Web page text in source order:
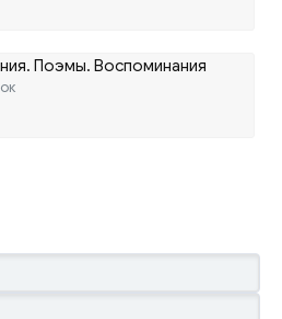
Поэмы. Воспоминания